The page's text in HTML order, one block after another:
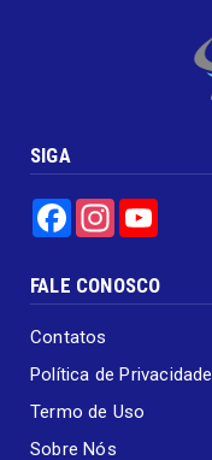
SIGA
FacebookInstagram
FALE CONOSCO
Contatos
Política de Privacidade
Termo de Uso
Sobre Nós